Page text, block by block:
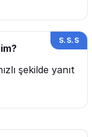
şekilde yanıt